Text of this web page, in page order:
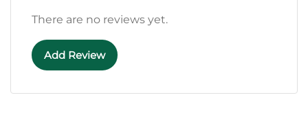
There are no reviews yet.
Add Review